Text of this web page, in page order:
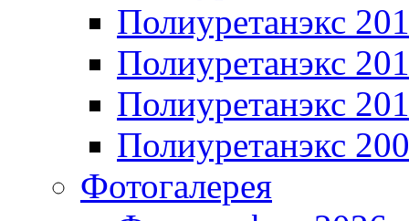
Полиуретанэкс
Полиуретанэкс
Полиуретанэкс
Полиуретанэкс
Фотогалерея